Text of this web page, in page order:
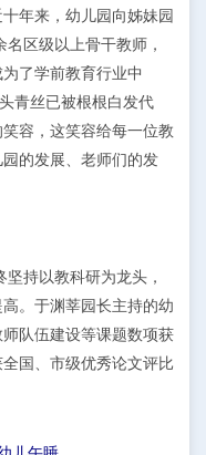
年来，幼儿园向姊妹园
区级以上骨干教师，
了学前教育行业中
青丝已被根根白发代
容，这笑容给每一位教
的发展、老师们的发
持以教科研为龙头，
。于渊莘园长主持的幼
队伍建设等课题数项获
国、市级优秀论文评比